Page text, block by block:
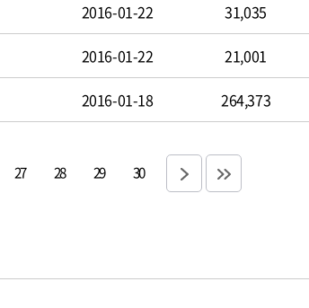
2016-01-22 31,035
2016-01-22 21,001
2016-01-18 264,373
27 28 29 30